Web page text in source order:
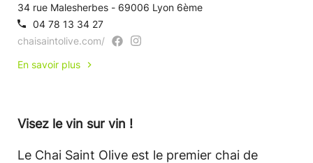
34 rue Malesherbes - 69006 Lyon 6ème
04 78 13 34 27
chaisaintolive.com/
En savoir plus
Visez le vin sur vin !
Le Chai Saint Olive est le premier chai de